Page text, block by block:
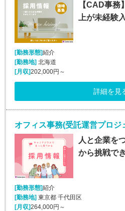
【CAD事
上が未経験
[勤務形態]紹介
[勤務地]北海道
[月収]202,000円～
詳細を見
人と企業を
から挑戦で
[勤務形態]紹介
[勤務地]東京都 千代田区
[月収]264,000円～